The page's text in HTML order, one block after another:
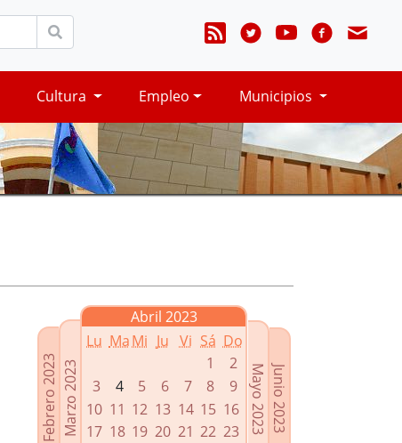
Cultura Empleo Municipios
Febrero 2023Marzo 2023
Abril 2023
Lu MaMi Ju Vi Sá Do
1
2
3
4 5 6 7 8
9
10 11 12 13 14 15 16
17 18 19 20 21 22 23
Junio 2023
Mayo 2023